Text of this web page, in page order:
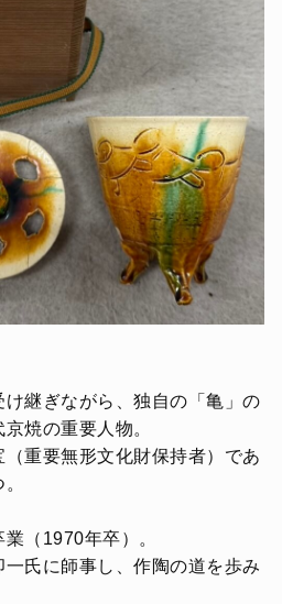
継ぎながら、独自の「亀」の
焼の重要人物。
（重要無形文化財保持者）であ
（1970年卒）。
氏に師事し、作陶の道を歩み